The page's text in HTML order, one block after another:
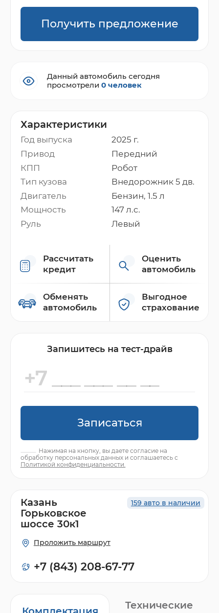
Характеристики
Год выпуска
2025 г.
Привод
Передний
КПП
Робот
Тип кузова
Внедорожник 5 дв.
Двигатель
Бензин, 1.5 л
Мощность
147 л.с.
Руль
Левый
Рассчитать
кредит
Оценить
автомобиль
Обменять
автомобиль
Выгодное
страхование
Получить предложение
Данный автомобиль сегодня
просмотрели0 человек
Запишитесь на тест-драйв
Записаться
Нажимая на кнопку, вы даете согласие на
обработку персональных данных и соглашаетесь с
Политикой конфиденциальности.
Технические
159 авто в наличии
Казань
Горьковское
шоссе 30к1
Проложить маршрут
+7 (843) 208-67-77